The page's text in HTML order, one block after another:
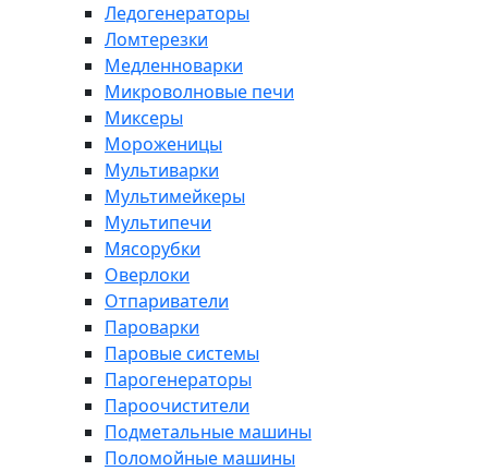
Ледогенераторы
Ломтерезки
Медленноварки
Микроволновые печи
Миксеры
Мороженицы
Мультиварки
Мультимейкеры
Мультипечи
Мясорубки
Оверлоки
Отпариватели
Пароварки
Паровые системы
Парогенераторы
Пароочистители
Подметальные машины
Поломойные машины